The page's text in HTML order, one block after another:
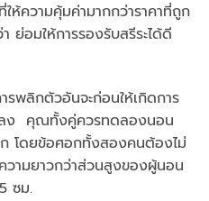
ความคุ้มค่ามากกว่าราคาที่ถูก
ย่อมให้การรองรับสรีระได้ดี
ลิกตัวอันจะก่อนให้เกิดการ
ง คุณทั้งคู่ควรทดลองนอน
โดยข้อศอกทั้งสองคนต้องไม่
ามยาวกว่าส่วนสูงของผู้นอน
ซม.